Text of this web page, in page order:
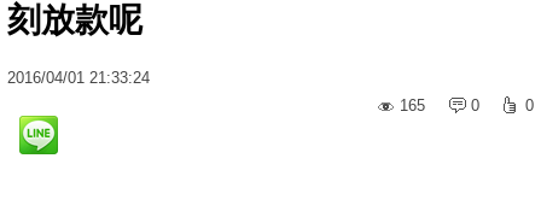
刻放款呢
2016/04/01 21:33:24
165
0 0